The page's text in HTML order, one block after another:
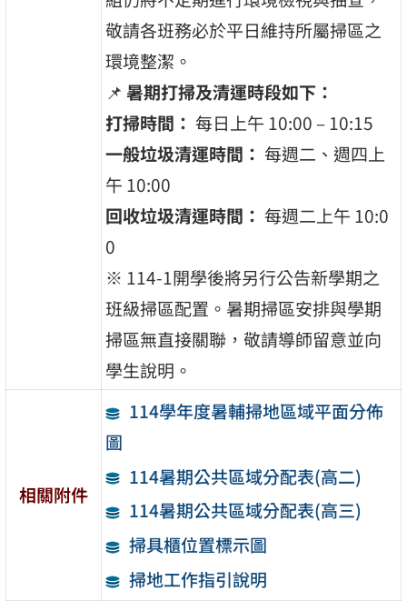
敬請各班務必於平日維持所屬掃區之
環境整潔。
📌暑期打掃及清運時段如下：
打掃時間： 每日上午 10:00 – 10:15
一般垃圾清運時間： 每週二、週四上
午 10:00
回收垃圾清運時間： 每週二上午 10:0
0
※ 114-1開學後將另行公告新學期之
班級掃區配置。暑期掃區安排與學期
掃區無直接關聯，敬請導師留意並向
學生說明。
相關附件
114學年度暑輔掃地區域平面分佈
圖
114暑期公共區域分配表(高二)
114暑期公共區域分配表(高三)
掃具櫃位置標示圖
掃地工作指引說明